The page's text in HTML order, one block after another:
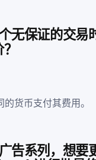
保证的交易
货币支付其费用。
系列，想要